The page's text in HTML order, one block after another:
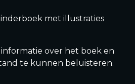
met illustraties
over het boek en
te kunnen beluisteren.